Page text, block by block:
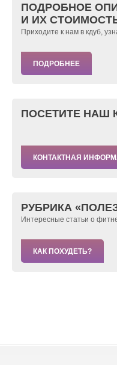
ПОДРОБНОЕ
И ИХ
Приходите к нам в кдуб,
ПОДРОБНЕЕ
ПОСЕТИТЕ НАШ
КОНТАКТНАЯ
РУБРИКА
Интересные статьи о
КАК ПОХУДЕТЬ?